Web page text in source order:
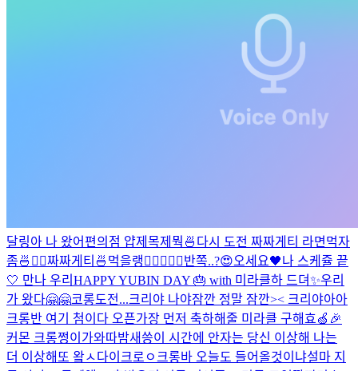
달링아 나 왔어편의점 얍제목제뭑 🍜 다시 도전 짜짜게티 라면먹자
좀🍜✌🏻짜짜게티🍜먹을랭 ✌🏻 🖤🍒 🖤반쪽..?😍오세요🖤나 스케쥴 끝
🤍 만나 우리 HAPPY YUBIN DAY 🎂 with 미라클하 드뎌✨우리
가 왔다🤗🤗코롱도전...크리야 나야잠깐 정말 잠깐>< 크리야아아
크롱반 여기 첨이다 오픈가장 먼저 축하해줄 미라클 구해효🍏🎉
커몬 크롱쩡이가와따밤새씅이 시간에 안자는 당신 이상해 나는
더 이상해 또 왘ㅅ다이크로ㅇ 크롱바 오늘도 들어올것이냐설마 지